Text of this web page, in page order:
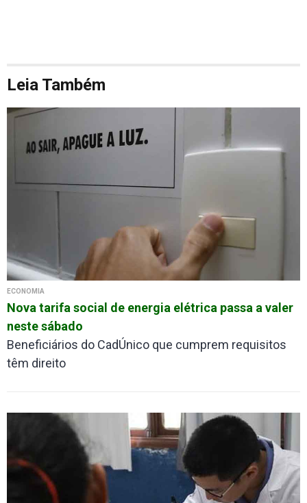
Leia Também
ECONOMIA
Nova tarifa social de energia elétrica passa a valer
neste sábado
Beneficiários do CadÚnico que cumprem requisitos
têm direito